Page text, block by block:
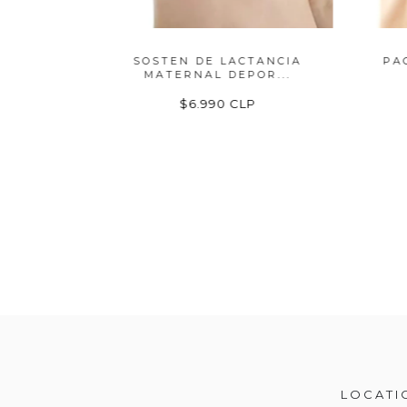
SOSTEN DE LACTANCIA
MATERNAL DEPOR...
$6.990 CLP